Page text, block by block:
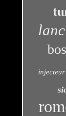
injecteur